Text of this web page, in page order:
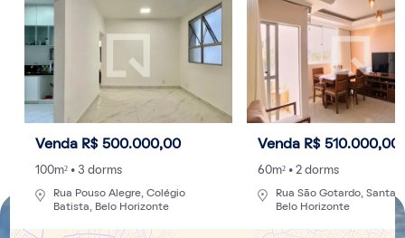
os 5 municípios mais ricos do estado
Descubra quais são as melhores regiões para morar em
Minas Gerais de acordo com dados do Produto Interno
PorRedação- 12/07/2024 às 10:52
Atualizado: 30/08/2024 às 11:48
Venda R$ 500.000,00
100m² • 3 dorms
Rua Pouso Alegre, Colégio
Batista, Belo Horizonte
Venda R$ 510.000,00
60m² • 2 dorms
Rua São Gotardo, Santa
Belo Horizonte